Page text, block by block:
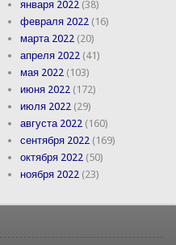
января 2022 (38)
февраля 2022 (16)
марта 2022 (20)
апреля 2022 (41)
мая 2022 (103)
июня 2022 (172)
июля 2022 (29)
августа 2022 (160)
сентября 2022 (169)
октября 2022 (50)
ноября 2022 (23)